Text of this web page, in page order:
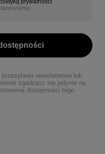
newsletterów lub
zgadzasz się jedynie na
dostępności tego